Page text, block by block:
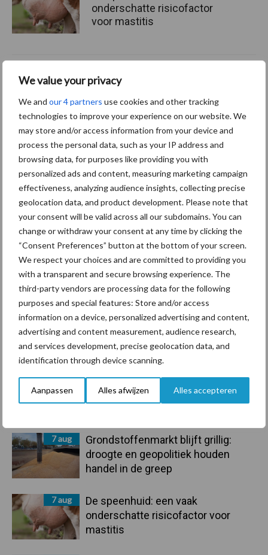
We value your privacy
We and our 4 partners use cookies and other tracking
technologies to improve your experience on our website. We
may store and/or access information from your device and
process the personal data, such as your IP address and
browsing data, for purposes like providing you with
personalized ads and content, measuring marketing campaign
effectiveness, analyzing audience insights, collecting precise
geolocation data, and product development. Please note that
your consent will be valid across all our subdomains. You can
change or withdraw your consent at any time by clicking the
“Consent Preferences” button at the bottom of your screen.
We respect your choices and are committed to providing you
with a transparent and secure browsing experience. The
third-party vendors are processing data for the following
purposes and special features: Store and/or access
information on a device, personalized advertising and content,
advertising and content measurement, audience research,
and services development, precise geolocation data, and
identification through device scanning.
Aanpassen Alles afwijzen Alles accepteren
Primaire
Recent nieuws Partner nieuws
7 aug
Grondstoffenmarkt blijft grillig:
droogte en geopolitiek houden
handel in de greep
7 aug
De speenhuid: een vaak
onderschatte risicofactor voor
mastitis
onderschatte risicofactor
voor mastitis
ForFarmers ziet volume en
marktaandeel groeien in
krimpende Nederlandse
markt
Themapagina's
Diergezondheid Bemesting Fokkerij
Bedrijfsnieuws
Ligbox &
Voerhekken
Toon meer